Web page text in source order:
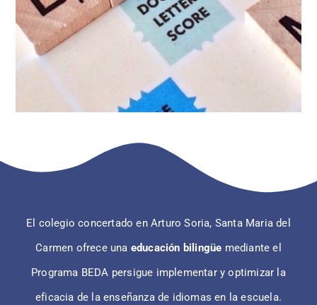
El colegio concertado en Arturo Soria, Santa Maria del
Carmen ofrece una educación bilingüe mediante el
Programa BEDA persigue implementar y optimizar la
eficacia de la enseñanza de idiomas en la escuela.